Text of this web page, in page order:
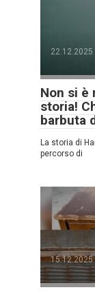
22.12.2025
Non si è
storia!
barbuta
La storia di
percorso di
15.12.2025